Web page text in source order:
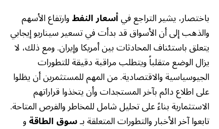
باختصار، يشير التراجع فيأسعار النفطوارتفاع الأسهم
والذهب إلى أن الأسواق قد بدأت في تسعير سيناريو إيجابي
يتعلق باستئناف المحادثات بين أمريكا وإيران. ومع ذلك، لا
يزال الوضع متقلباً ويتطلب مراقبة دقيقة للتطورات
الجيوسياسية والاقتصادية. من المهم للمستثمرين أن يظلوا
على اطلاع دائم بآخر المستجدات وأن يتخذوا قراراتهم
الاستثمارية بناءً على تحليل شامل للمخاطر والفرص المتاحة.
تابعوا آخر الأخبار والتطورات المتعلقة بـسوق الطاقةو